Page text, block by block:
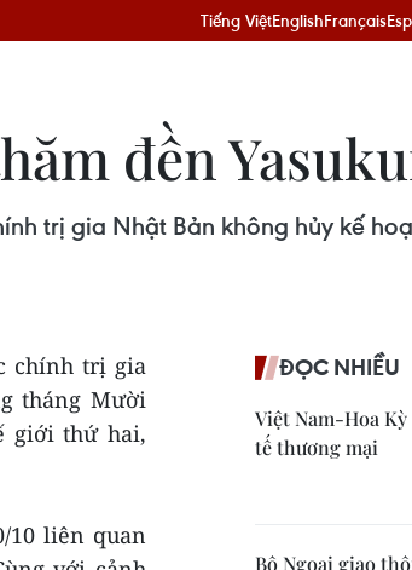
Tiếng ViệtEnglishFrançais
đền
trị gia Nhật Bản không hủy kế
chính trị gia
tháng Mười
giới thứ hai,
10 liên quan
ĐỌC NHIỀU
Việt Nam-Hoa
tế thương mại
Bộ Ngoại giao